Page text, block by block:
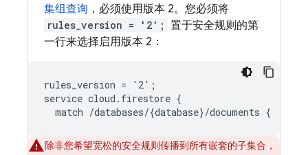
集组查询 ，必须使用版本 2。您必须将
rules_version = '2'; 置于安全规则的第
一行来选择启用版本 2：
rules_version = '2';
service cloud.firestore {
除非您希望宽松的安全规则传播到所有嵌套的子集合，